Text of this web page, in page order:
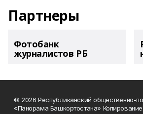
Партнеры
Фотобанк
журналистов РБ
© 2026 Республиканский общественно-
«Панорама Башкортостана»